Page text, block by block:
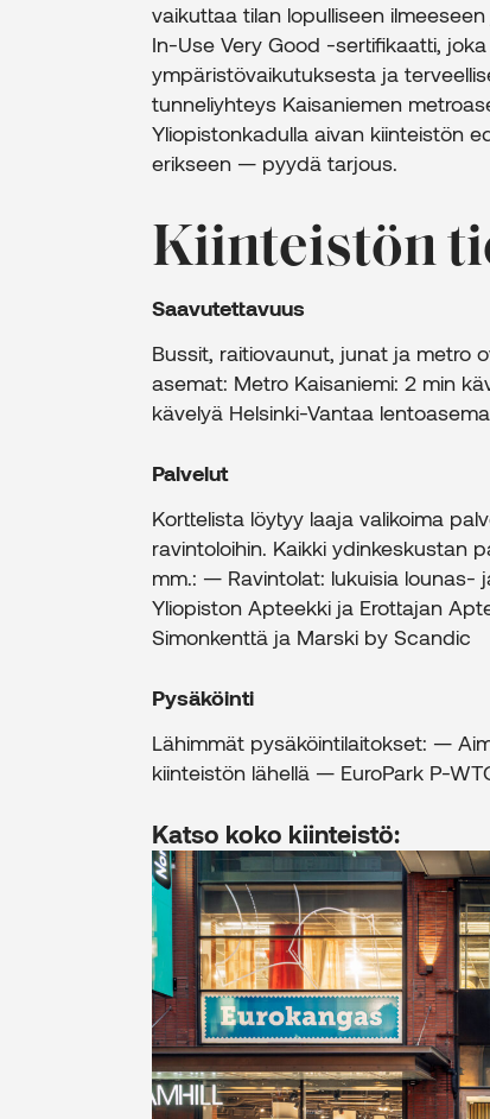
vaikuttaa tilan lopulliseen
In-Use Very Good -sertifikaatti,
ympäristövaikutuksesta ja
tunneliyhteys Kaisaniemen
Yliopistonkadulla aivan kiinteistön
erikseen — pyydä tarjous.
Kiinteistön
Saavutettavuus
Bussit, raitiovaunut, junat ja metro
asemat: Metro Kaisaniemi: 2 min
kävelyä Helsinki-Vantaa
Palvelut
Korttelista löytyy laaja valikoima
ravintoloihin. Kaikki ydinkeskustan
mm.: — Ravintolat: lukuisia lounas-
Yliopiston Apteekki ja Erottajan
Simonkenttä ja Marski by Scandic
Pysäköinti
Lähimmät pysäköintilaitokset: —
kiinteistön lähellä — EuroPark P-
Katso koko kiinteistö: